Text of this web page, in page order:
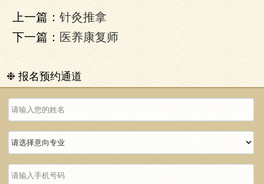
上一篇： 针灸推拿
下一篇： 医养康复师
❉ 报名预约通道